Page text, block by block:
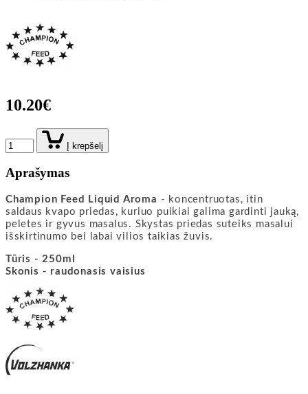
10.20€
Į krepšelį
Aprašymas
Champion Feed Liquid Aroma - koncentruotas, itin
saldaus kvapo priedas, kuriuo puikiai galima gardinti jauką,
peletes ir gyvus masalus. Skystas priedas suteiks masalui
išskirtinumo bei labai vilios taikias žuvis.
Tūris - 250ml
Skonis - raudonasis vaisius